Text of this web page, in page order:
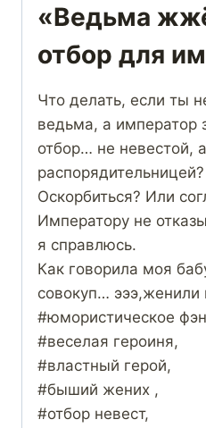
«Ведьма
отбор для
Что делать, если ты
ведьма, а император
отбор… не невестой, а
распорядительницей?
Оскорбиться? Или
Императору не
я справлюсь.
Как говорила моя
совокуп… эээ,женили
#юмористическое
#веселая героиня,
#властный герой,
#быший жених ,
#отбор невест,